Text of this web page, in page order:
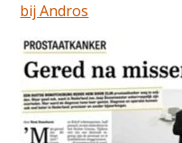
bij Andros